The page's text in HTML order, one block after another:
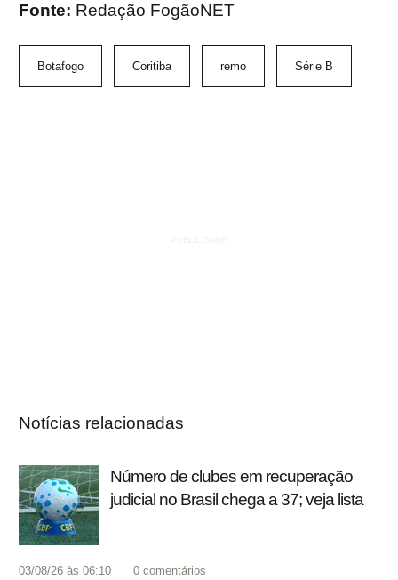
Fonte: Redação FogãoNET
Botafogo Coritiba remo Série B
Notícias relacionadas
Número de clubes em recuperação
judicial no Brasil chega a 37; veja lista
03/08/26 às 06:10 0 comentários